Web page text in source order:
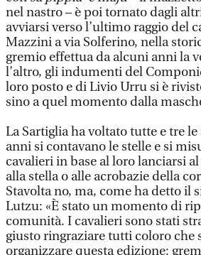
nel nastro – è poi tornato dagli
avviarsi verso l’ultimo raggio del
Mazzini a via Solferino, nella
gremio effettua da alcuni anni la
l’altro, gli indumenti del
loro posto e di Livio Urru si è
sino a quel momento dalla
La Sartiglia ha voltato tutte e tre
anni si contavano le stelle e si
cavalieri in base al loro lanciarsi
alla stella o alle acrobazie della
Stavolta no, ma, come ha detto il
Lutzu: «È stato un momento di
comunità. I cavalieri sono stati
giusto ringraziare tutti coloro che
organizzare questa edizione: